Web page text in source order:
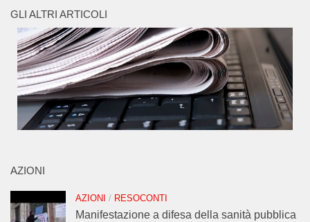
GLI ALTRI ARTICOLI
AZIONI
AZIONI / RESOCONTI
Manifestazione a difesa della sanità pubblica